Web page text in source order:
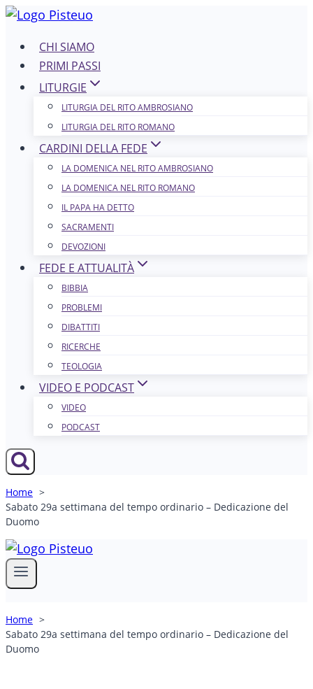
Salta
contenutoCHI SIAMO
PRIMI PASSI
LITURGIE
LITURGIA DEL RITO AMBROSIANO
LITURGIA DEL RITO ROMANO
CARDINI DELLA FEDE
LA DOMENICA NEL R​​​​​​ITO AMBROSIANO
LA DOMENICA NEL RITO ROMANO
IL PAPA HA DETTO
SACRAMENTI
DEVOZIONI
FEDE E ATTUALITÀ
BIBBIA
PROBLEMI
DIBATTITI
RICERCHE
TEOLOGIA
VIDEO E PODCAST
VIDEO
PODCAST
Home
Sabato 29a settimana del tempo ordinario – Dedicazione del
Duomo
Home
Sabato 29a settimana del tempo ordinario – Dedicazione del
Duomo